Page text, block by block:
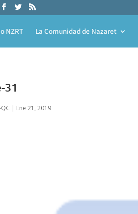
NZRT La Comunidad de Nazaret
31
| Ene 21, 2019